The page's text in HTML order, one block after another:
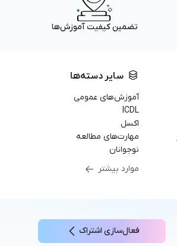
تضمین کیفیت آموزش‌ها
سایر دسته‌ها
آموزش‌های عمومی
ICDL
اکسل
مهارت‌های مطالعه
نوجوانان
موارد بیشتر
فعال‌سازی اشتراک